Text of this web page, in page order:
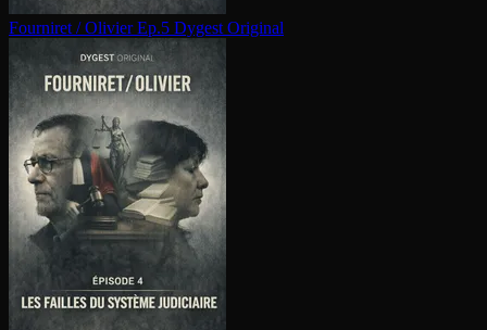
Fourniret / Olivier Ep.5 Dygest Original